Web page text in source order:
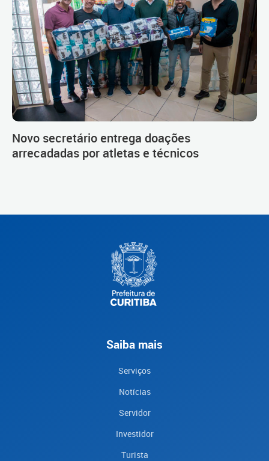
Novo secretário entrega doações
arrecadadas por atletas e técnicos
Saiba mais
Serviços
Notícias
Servidor
Investidor
Turista